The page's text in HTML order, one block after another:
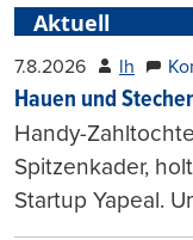
Aktuell
7.8.2026 lh
Hauen und
Handy-
Spitzenkader,
Startup Yapeal.